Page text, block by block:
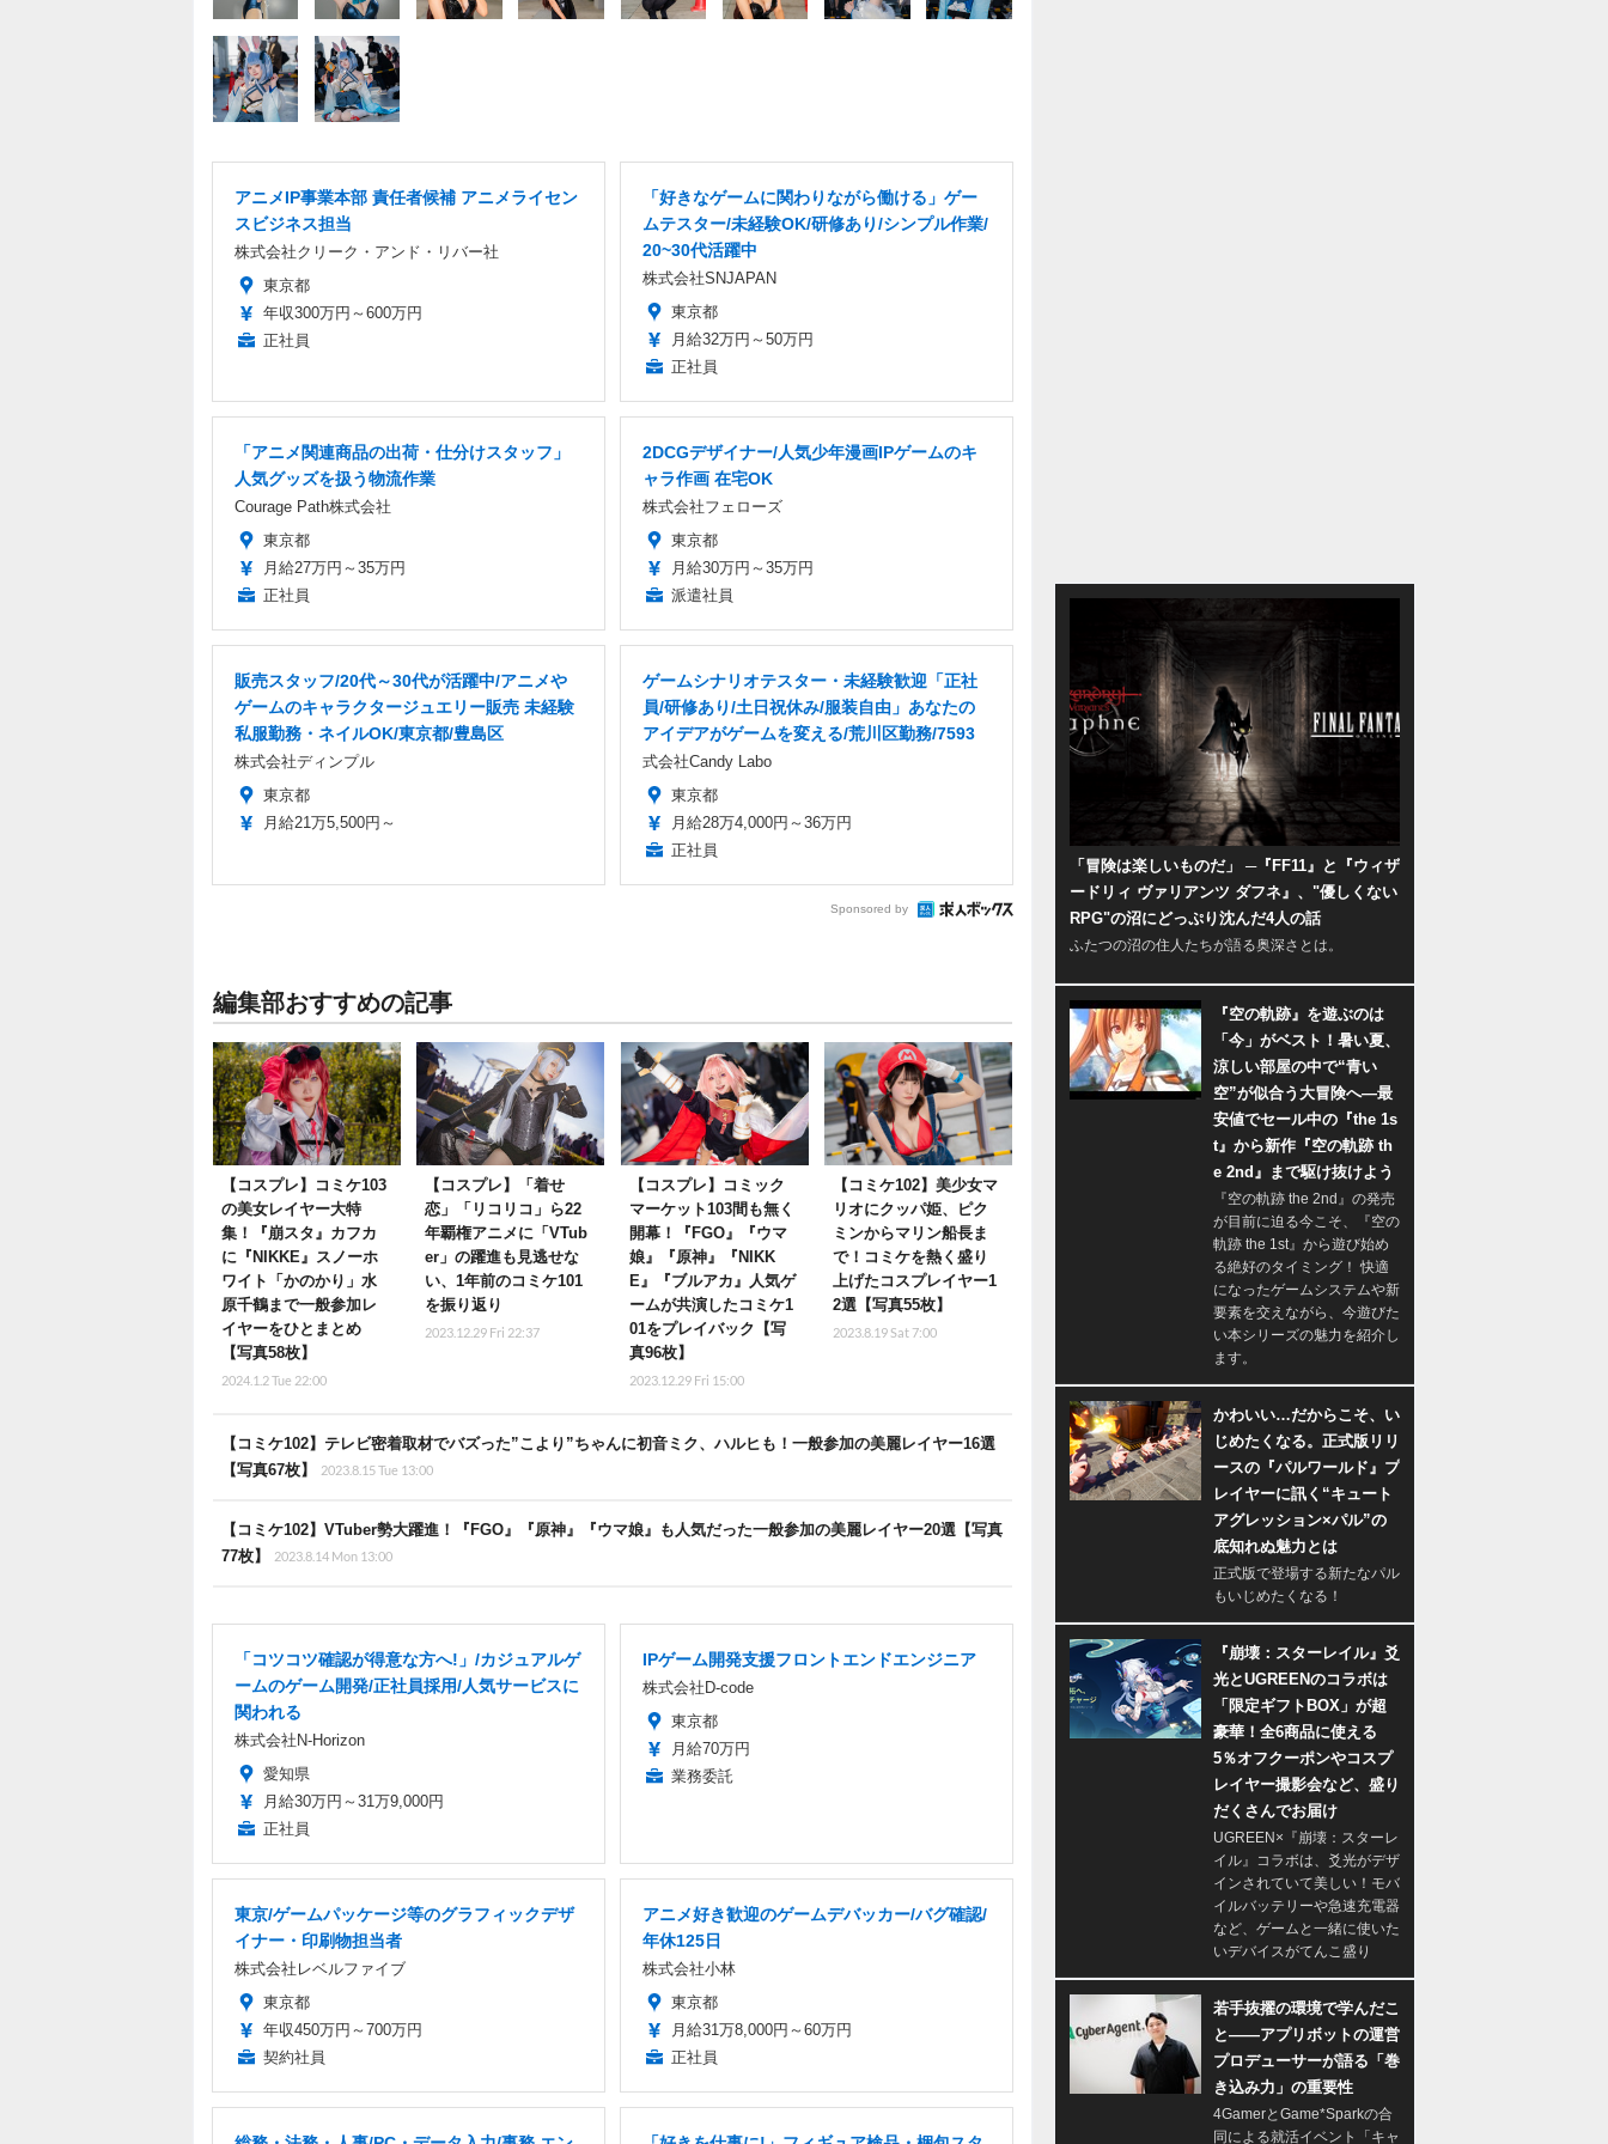
アニメIP事業本部 責任者候補 アニメライセン
スビジネス担当
株式会社クリーク・アンド・リバー社
東京都
年収300万円～600万円
正社員
「好きなゲームに関わりながら働ける」ゲー
ムテスター/未経験OK/研修あり/シンプル作業/
20~30代活躍中
株式会社SNJAPAN
東京都
月給32万円～50万円
正社員
「アニメ関連商品の出荷・仕分けスタッフ」
人気グッズを扱う物流作業
Courage Path株式会社
東京都
月給27万円～35万円
正社員
2DCGデザイナー/人気少年漫画IPゲームのキ
ャラ作画 在宅OK
株式会社フェローズ
東京都
月給30万円～35万円
派遣社員
販売スタッフ/20代～30代が活躍中/アニメや
ゲームのキャラクタージュエリー販売 未経験
私服勤務・ネイルOK/東京都/豊島区
株式会社ディンプル
東京都
月給21万5,500円～
ゲームシナリオテスター・未経験歓迎「正社
員/研修あり/土日祝休み/服装自由」あなたの
アイデアがゲームを変える/荒川区勤務/7593
式会社Candy Labo
東京都
月給28万4,000円～36万円
正社員
Sponsored by
編集部おすすめの記事
【コスプレ】コミケ103
の美女レイヤー大特
集！『崩スタ』カフカ
に『NIKKE』スノーホ
ワイト「かのかり」水
原千鶴まで一般参加レ
イヤーをひとまとめ
【写真58枚】
2024.1.2 Tue 22:00
【コスプレ】「着せ
恋」「リコリコ」ら22
年覇権アニメに「VTub
er」の躍進も見逃せな
い、1年前のコミケ101
を振り返り
2023.12.29 Fri 22:37
【コスプレ】コミック
マーケット103間も無く
開幕！『FGO』『ウマ
娘』『原神』『NIKK
E』『ブルアカ』人気ゲ
ームが共演したコミケ1
01をプレイバック【写
真96枚】
2023.12.29 Fri 15:00
【コミケ102】美少女マ
リオにクッパ姫、ピク
ミンからマリン船長ま
で！コミケを熱く盛り
上げたコスプレイヤー1
2選【写真55枚】
2023.8.19 Sat 7:00
【コミケ102】テレビ密着取材でバズった”こより”ちゃんに初音ミク、ハルヒも！一般参加の美麗レイヤー16選
【写真67枚】
2023.8.15 Tue 13:00
【コミケ102】VTuber勢大躍進！『FGO』『原神』『ウマ娘』も人気だった一般参加の美麗レイヤー20選【写真
77枚】
2023.8.14 Mon 13:00
「コツコツ確認が得意な方へ!」/カジュアルゲ
ームのゲーム開発/正社員採用/人気サービスに
関われる
株式会社N-Horizon
愛知県
月給30万円～31万9,000円
正社員
IPゲーム開発支援フロントエンドエンジニア
株式会社D-code
東京都
月給70万円
業務委託
東京/ゲームパッケージ等のグラフィックデザ
イナー・印刷物担当者
株式会社レベルファイブ
東京都
年収450万円～700万円
契約社員
アニメ好き歓迎のゲームデバッカー/バグ確認/
年休125日
株式会社小林
東京都
月給31万8,000円～60万円
正社員
「冒険は楽しいものだ」 ─『FF11』と『ウィザ
ードリィ ヴァリアンツ ダフネ』、"優しくない
RPG"の沼にどっぷり沈んだ4人の話
ふたつの沼の住人たちが語る奥深さとは。
『空の軌跡』を遊ぶのは
「今」がベスト！暑い夏、
涼しい部屋の中で“青い
空”が似合う大冒険へ―最
安値でセール中の『the 1s
t』から新作『空の軌跡 th
e 2nd』まで駆け抜けよう
『空の軌跡 the 2nd』の発売
が目前に迫る今こそ、『空の
軌跡 the 1st』から遊び始め
る絶好のタイミング！ 快適
になったゲームシステムや新
要素を交えながら、今遊びた
い本シリーズの魅力を紹介し
ます。
かわいい…だからこそ、い
じめたくなる。正式版リリ
ースの『パルワールド』プ
レイヤーに訊く“キュート
アグレッション×パル”の
底知れぬ魅力とは
正式版で登場する新たなパル
もいじめたくなる！
『崩壊：スターレイル』爻
光とUGREENのコラボは
「限定ギフトBOX」が超
豪華！全6商品に使える
5％オフクーポンやコスプ
レイヤー撮影会など、盛り
だくさんでお届け
UGREEN×『崩壊：スターレ
イル』コラボは、爻光がデザ
インされていて美しい！モバ
イルバッテリーや急速充電器
など、ゲームと一緒に使いた
いデバイスがてんこ盛り
若手抜擢の環境で学んだこ
と――アプリボットの運営
プロデューサーが語る「巻
き込み力」の重要性
4GamerとGame*Sparkの合
同による就活イベント「キャ